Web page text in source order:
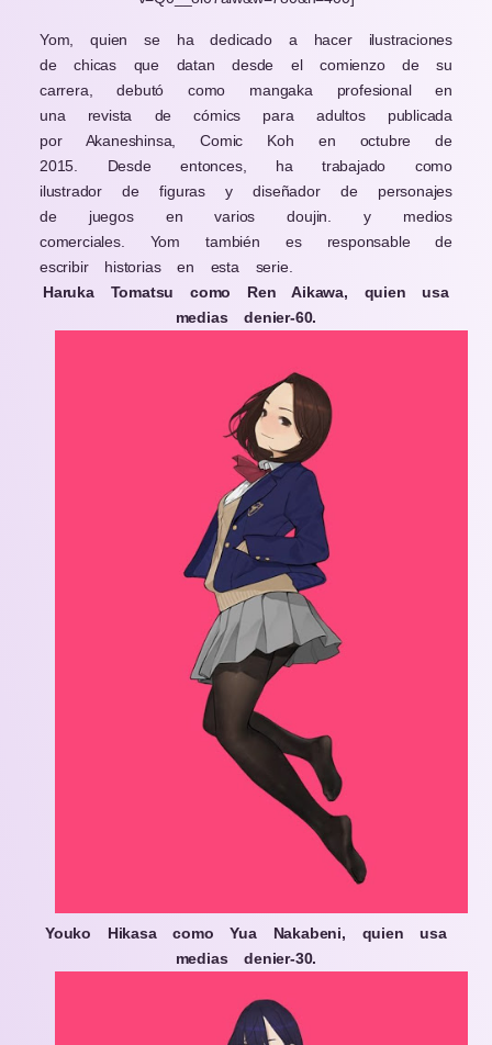
Yom, quien se ha dedicado a hacer ilustraciones
de chicas que datan desde el comienzo de su
carrera, debutó como mangaka profesional en
una revista de cómics para adultos publicada
por Akaneshinsa, Comic Koh en octubre de
2015. Desde entonces, ha trabajado como
ilustrador de figuras y diseñador de personajes
de juegos en varios doujin. y medios
comerciales. Yom también es responsable de
escribir historias en esta serie.
Haruka Tomatsu como Ren Aikawa, quien usa
medias denier-60.
Youko Hikasa como Yua Nakabeni, quien usa
medias denier-30.